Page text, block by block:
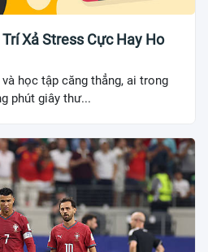
Xả Stress Cực Hay Ho
học tập căng thẳng, ai trong
phút giây thư...